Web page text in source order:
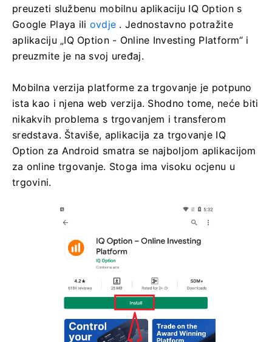
preuzeti službenu mobilnu aplikaciju IQ Option s
Google Playa ili ovdje . Jednostavno potražite
aplikaciju „IQ Option - Online Investing Platform“ i
preuzmite je na svoj uređaj.
Mobilna verzija platforme za trgovanje je potpuno
ista kao i njena web verzija. Shodno tome, neće biti
nikakvih problema s trgovanjem i transferom
sredstava. Štaviše, aplikacija za trgovanje IQ
Option za Android smatra se najboljom aplikacijom
za online trgovanje. Stoga ima visoku ocjenu u
trgovini.